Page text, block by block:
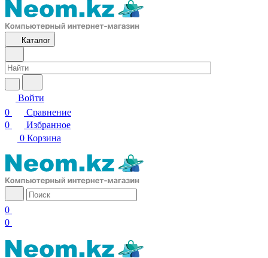
Каталог
Войти
0
Сравнение
0
Избранное
0 Корзина
0
0